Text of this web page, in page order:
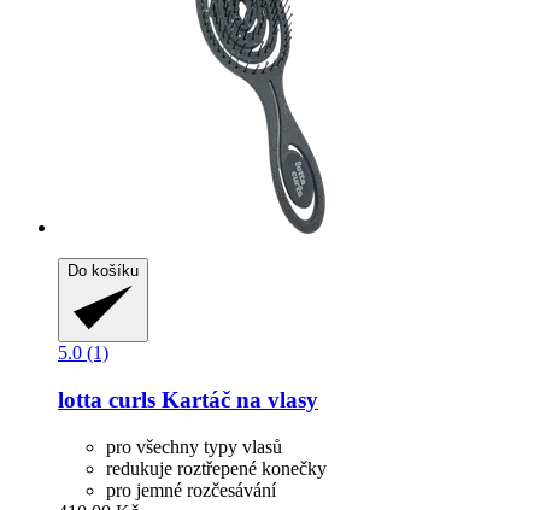
Do košíku
5.0 (1)
lotta curls Kartáč na vlasy
pro všechny typy vlasů
redukuje roztřepené konečky
pro jemné rozčesávání